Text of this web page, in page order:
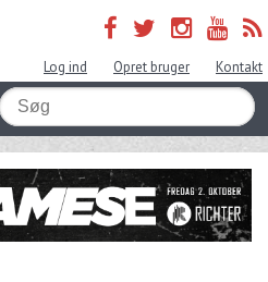
Log ind Opret bruger Kontakt